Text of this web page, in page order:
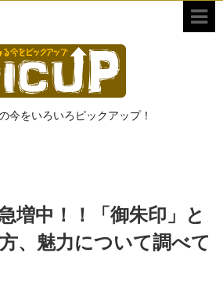
今をいろいろピックアップ！
増中！！「御朱印」と
、魅力について調べて